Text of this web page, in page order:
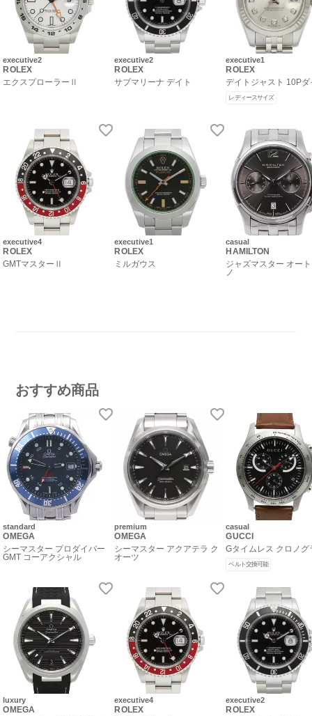
executive2
ROLEX
エクスプローラーⅡ
executive4
ROLEX
GMTマスターⅡ
executive2
ROLEX
サブマリーナ デイト
executive1
ROLEX
ミルガウス
executive1
ROLEX
デイトジャスト 10Pダ
レディースサイズ
casual
HAMILTON
ジャズマスター オー
ノ
おすすめ商品
standard
OMEGA
シーマスター プロダイバー
GMT コーアクシャル
luxury
OMEGA
premium
OMEGA
シーマスター アクアテラ ク
オーツ
executive4
ROLEX
casual
GUCCI
Gタイムレス クロノグ
ベルト交換可能
executive2
ROLEX